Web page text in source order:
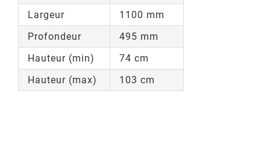
Largeur
1100 mm
Profondeur
495 mm
Hauteur (min)
74 cm
Hauteur (max)
103 cm